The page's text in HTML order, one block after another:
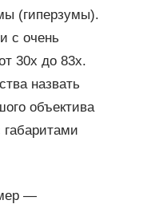
(гиперзумы).
с очень
30x до 83x.
назвать
объектива
—